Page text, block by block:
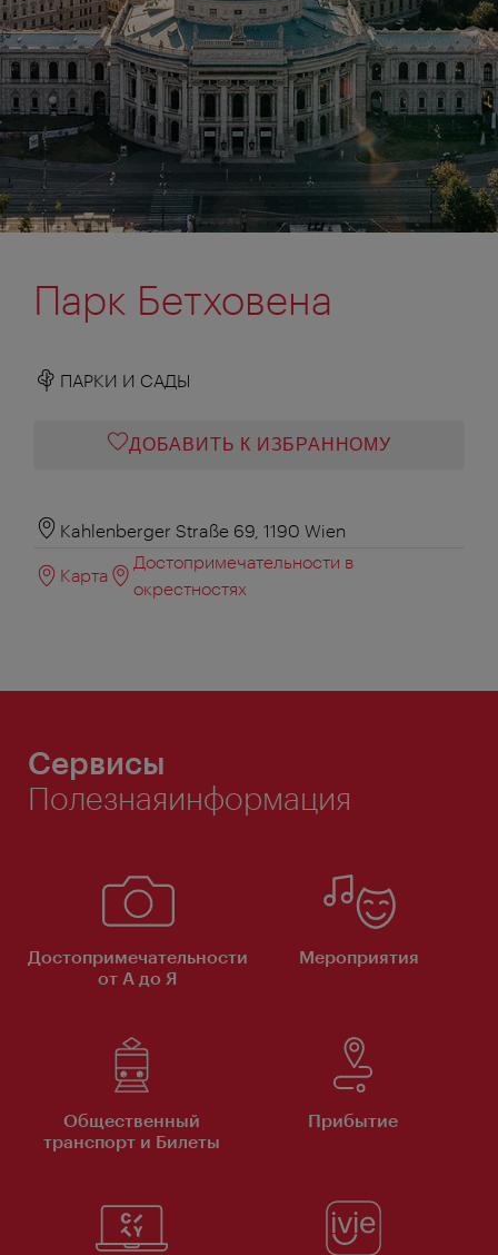
Парк Бетховена
ПАРКИ И САДЫ
ДОБАВИТЬ К ИЗБРАННОМУ
Kahlenberger Straße 69, 1190 Wien
Карта
Достопримечательности в
окрестностях
Сервисы
Полезнаяинформация
Достопримечательности
от А до Я
Мероприятия
Общественный
транспорт и Билеты
Прибытие